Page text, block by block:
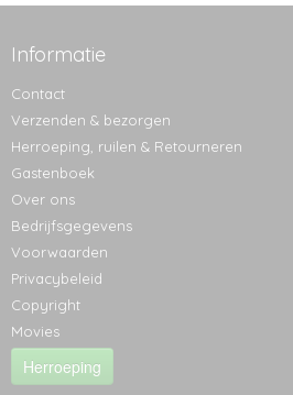
Informatie
Contact
Verzenden & bezorgen
Herroeping, ruilen & Retourneren
Gastenboek
Over ons
Bedrijfsgegevens
Voorwaarden
Privacybeleid
Copyright
Movies
Herroeping